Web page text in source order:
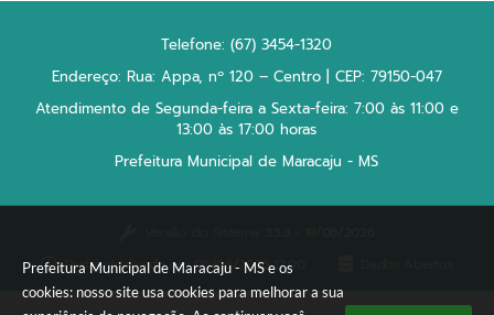
Prefeitura Municipal de Maracaju - MS e os
cookies: nosso site usa cookies para melhorar a sua
Telefone: (67) 3454-1320
Endereço: Rua: Appa, nº 120 – Centro | CEP: 79150-047
Atendimento de Segunda-feira a Sexta-feira: 7:00 às 11:00 e
13:00 às 17:00 horas
Prefeitura Municipal de Maracaju - MS
Portal atualizado em:05/08/2026 17:00